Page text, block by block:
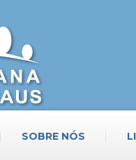
SOBRE NÓS